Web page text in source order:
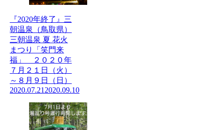
『2020年終了』三
朝温泉（鳥取県）
三朝温泉 夏 花火
まつり「笑門来
福」 ２０２０年
７月２１日（火）
～８月９日（日）
2020.07.21 2020.09.10